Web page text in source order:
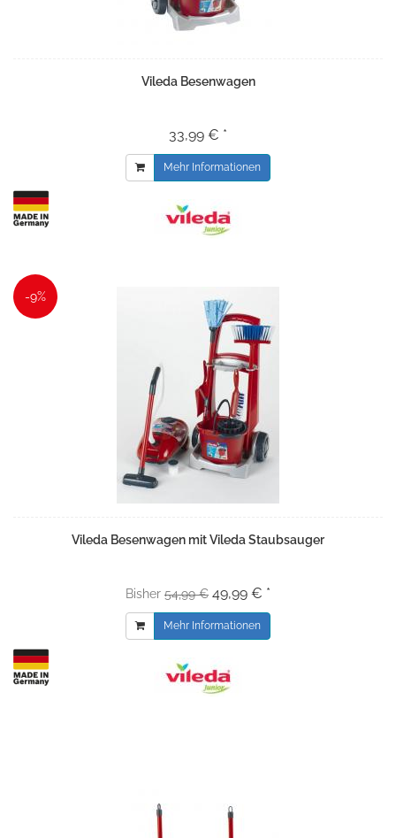
Vileda Besenwagen
33,99 € *
Mehr Informationen
Vileda Besenwagen mit Vileda Staubsauger
Bisher 54,99 € 49,99 € *
Mehr Informationen
-9%